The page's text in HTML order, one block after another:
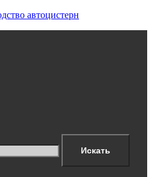
автоцистерн
Искать